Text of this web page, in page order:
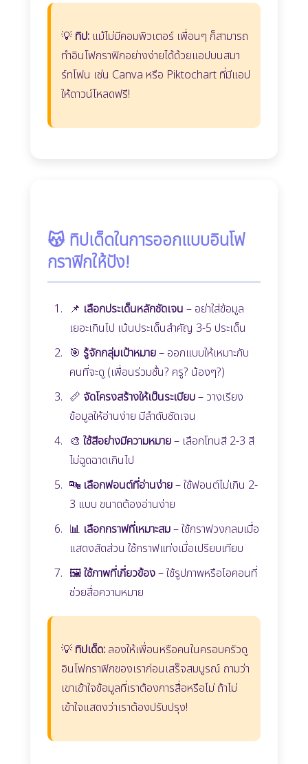
💡 ทิป: แม้ไม่มีคอมพิวเตอร์ เพื่อนๆ ก็สามารถ
ทำอินโฟกราฟิกอย่างง่ายได้ด้วยแอปบนสมา
ร์ทโฟน เช่น Canva หรือ Piktochart ที่มีแอป
ให้ดาวน์โหลดฟรี!
😽 ทิปเด็ดในการออกแบบอินโฟ
กราฟิกให้ปัง!
📌 เลือกประเด็นหลักชัดเจน – อย่าใส่ข้อมูล
เยอะเกินไป เน้นประเด็นสำคัญ 3-5 ประเด็น
🎯 รู้จักกลุ่มเป้าหมาย– ออกแบบให้เหมาะกับ
คนที่จะดู (เพื่อนร่วมชั้น? ครู? น้องๆ?)
📏 จัดโครงสร้างให้เป็นระเบียบ– วางเรียง
ข้อมูลให้อ่านง่าย มีลำดับชัดเจน
🎨 ใช้สีอย่างมีความหมาย– เลือกโทนสี 2-3 สี
ไม่ฉูดฉาดเกินไป
🔤 เลือกฟอนต์ที่อ่านง่าย– ใช้ฟอนต์ไม่เกิน 2-
3 แบบ ขนาดต้องอ่านง่าย
📊 เลือกกราฟที่เหมาะสม– ใช้กราฟวงกลมเมื่อ
แสดงสัดส่วน ใช้กราฟแท่งเมื่อเปรียบเทียบ
🖼️ใช้ภาพที่เกี่ยวข้อง– ใช้รูปภาพหรือไอคอนที่
ช่วยสื่อความหมาย
💡 ทิปเด็ด: ลองให้เพื่อนหรือคนในครอบครัวดู
อินโฟกราฟิกของเราก่อนเสร็จสมบูรณ์ ถามว่า
เขาเข้าใจข้อมูลที่เราต้องการสื่อหรือไม่ ถ้าไม่
เข้าใจแสดงว่าเราต้องปรับปรุง!